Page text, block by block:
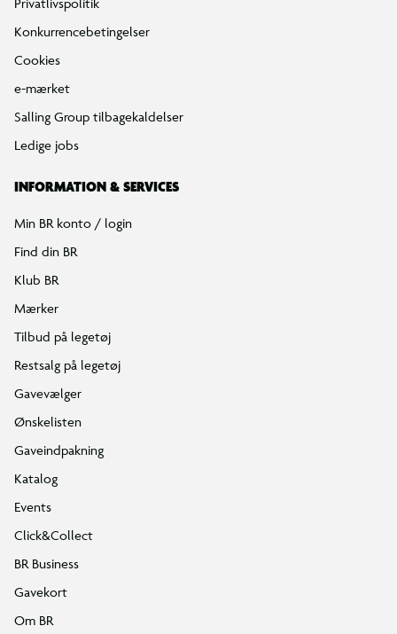
Konkurrencebetingelser
Cookies
e-mærket
Salling Group tilbagekaldelser
Ledige jobs
INFORMATION & SERVICES
Min BR konto / login
Find din BR
Klub BR
Mærker
Tilbud på legetøj
Restsalg på legetøj
Gavevælger
Ønskelisten
Gaveindpakning
Katalog
Events
Click&Collect
BR Business
Gavekort
Om BR